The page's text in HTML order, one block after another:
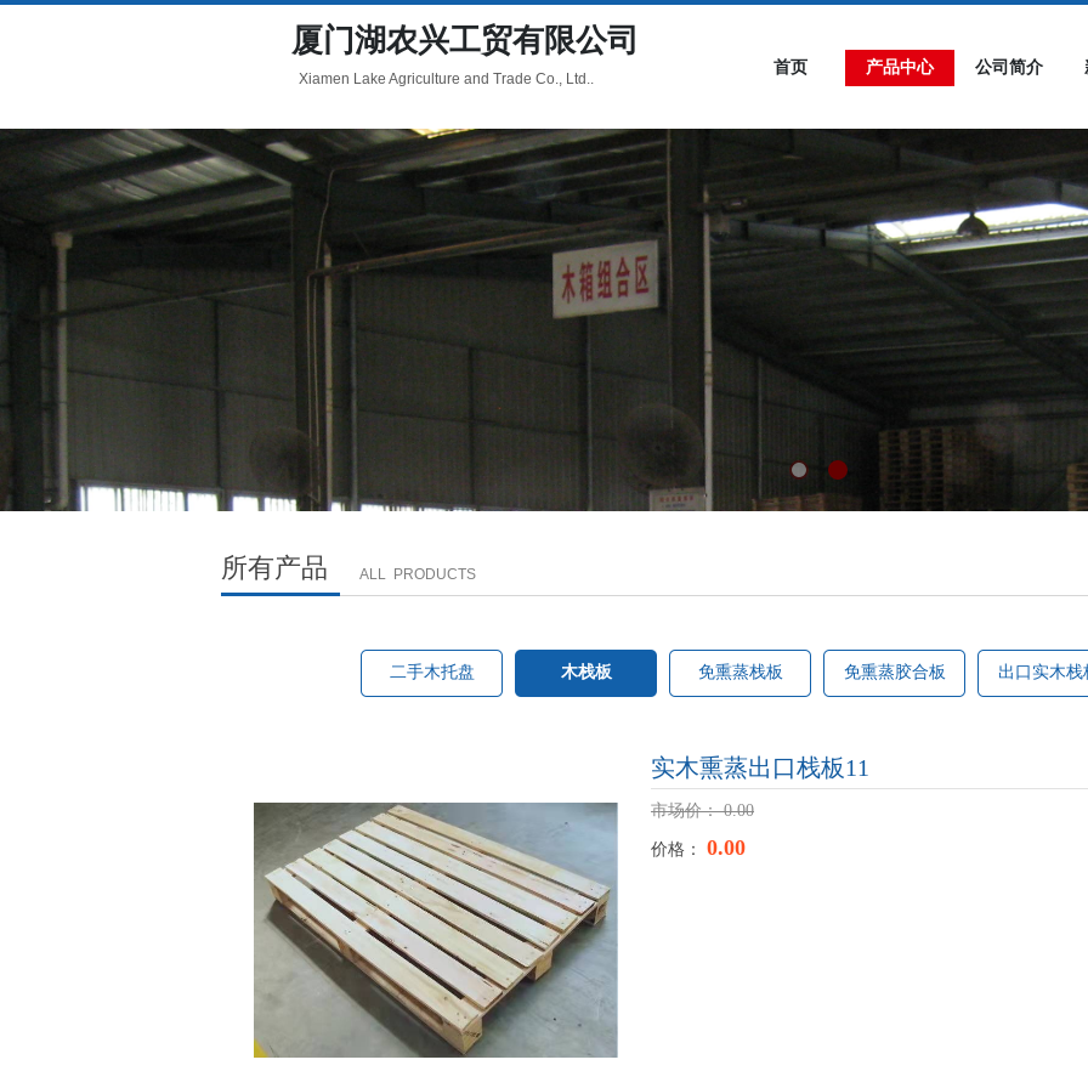
Xiamen Lake Agriculture and Trade Co., Ltd..
厦门湖农兴工贸有限公司
首页 产品中心 公司简介
所有产品 ALL PRODUCTS
二手木托盘 木栈板 免熏蒸栈板 免熏蒸胶合板 出口实木栈
木栈板 免熏蒸栈板 免熏蒸胶合板 出口实木栈板 包装
实木熏蒸出口栈板11
市场价：0.00
价格： 0.00